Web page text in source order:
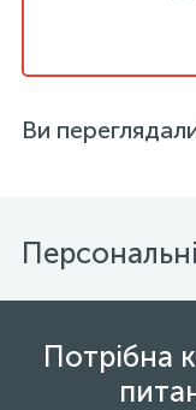
Ви
Потрібна